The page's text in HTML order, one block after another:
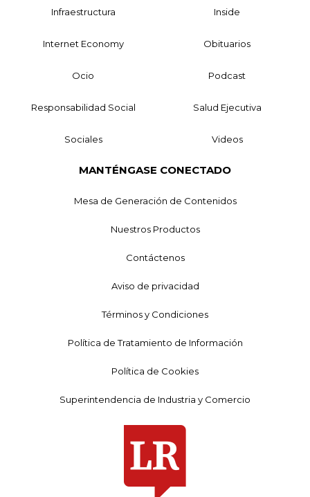
Infraestructura Inside
Internet Economy Obituarios
Ocio Podcast
Responsabilidad Social Salud Ejecutiva
Sociales Videos
MANTÉNGASE CONECTADO
Mesa de Generación de Contenidos
Nuestros Productos
Contáctenos
Aviso de privacidad
Términos y Condiciones
Política de Tratamiento de Información
Política de Cookies
Superintendencia de Industria y Comercio